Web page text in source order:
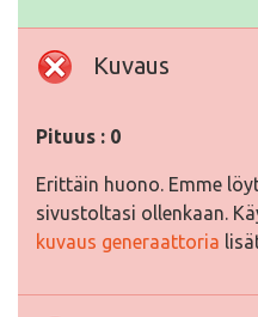
Kuvaus
Pituus : 0
Erittäin huono. Emme
sivustoltasi ollenkaan.
kuvaus generaattoria